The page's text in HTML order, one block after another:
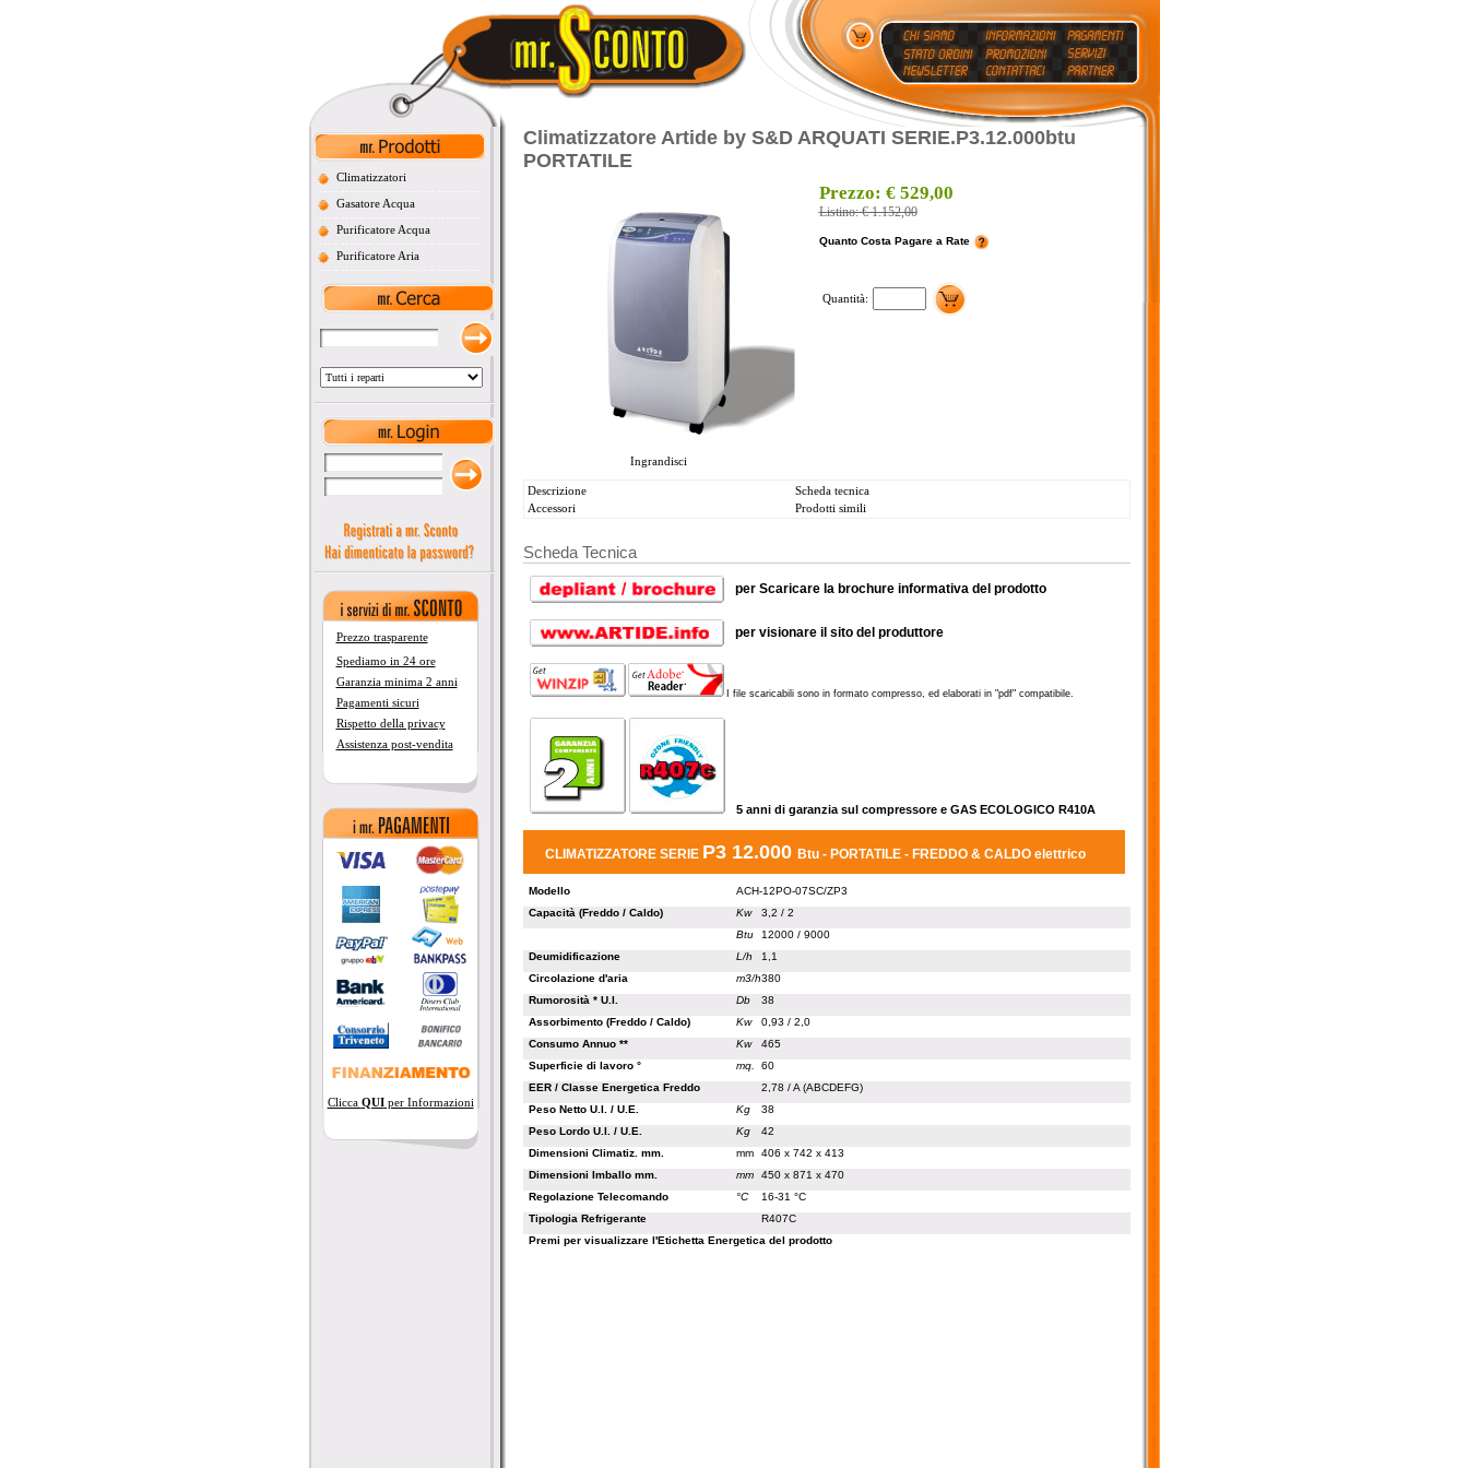
Climatizzatori
Gasatore Acqua
Purificatore Acqua
Purificatore Aria
Prezzo trasparente
Spediamo in 24 ore
Garanzia minima 2 anni
Pagamenti sicuri
Rispetto della privacy
Assistenza post-vendita
Clicca QUIper Informazioni
Climatizzatore Artide by S&D ARQUATI SERIE.P3.12.000btu
PORTATILE
Ingrandisci
Prezzo: € 529,00
Listino: € 1.152,00
Quanto Costa Pagare a Rate
Quantità:
Descrizione
Scheda tecnica
Accessori
Prodotti simili
Scheda Tecnica
per Scaricare la brochure informativa del prodotto
per visionare il sito del produttore
I file scaricabili sono in formato compresso, ed elaborati in "pdf" compatibile.
5 anni di garanzia sul compressore e GAS ECOLOGICO R410A
CLIMATIZZATORE SERIE P312.000 Btu - PORTATILE - FREDDO & CALDO elettrico
Modello
ACH-12PO-07SC/ZP3
Capacità (Freddo / Caldo)
Kw
3,2 / 2
Btu
12000 / 9000
Deumidificazione
L/h
1,1
Circolazione d'aria
m3/h380
Rumorosità * U.I.
Db
38
Assorbimento (Freddo / Caldo)
Kw
0,93 / 2,0
Consumo Annuo **
Kw
465
Superficie di lavoro °
mq.
60
EER / Classe Energetica Freddo
2,78 / A (ABCDEFG)
Peso Netto U.I. / U.E.
Kg
38
Peso Lordo U.I. / U.E.
Kg
42
Dimensioni Climatiz. mm.
mm
406 x 742 x 413
Dimensioni Imballo mm.
mm
450 x 871 x 470
Regolazione Telecomando
°C
16-31 °C
Tipologia Refrigerante
R407C
Premi per visualizzare l'Etichetta Energetica del prodotto